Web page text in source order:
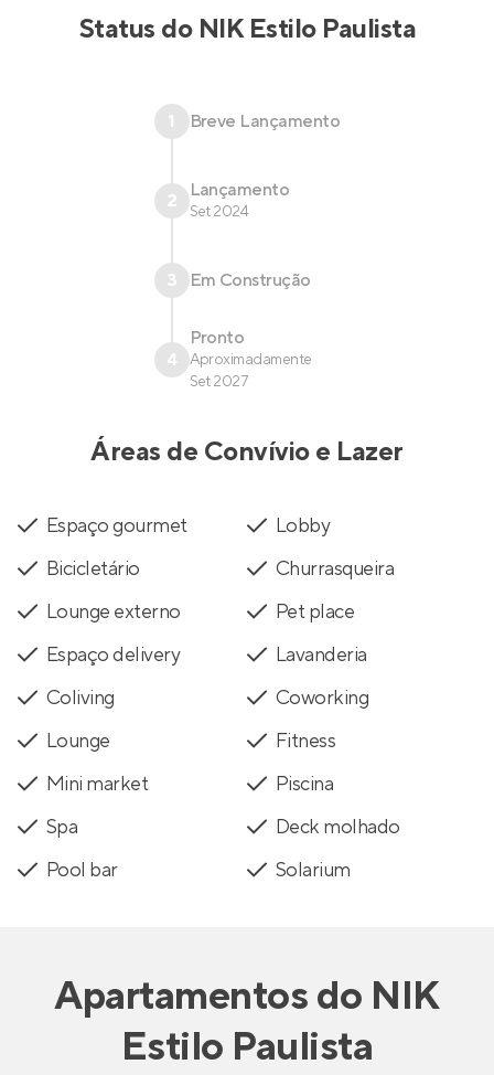
Status do NIK Estilo Paulista
1 Breve Lançamento
2 Lançamento
Set 2024
3 Em Construção
4
Pronto
Aproximadamente
Set 2027
Áreas de Convívio e Lazer
Espaço gourmet
Lobby
Bicicletário
Churrasqueira
Lounge externo
Pet place
Espaço delivery
Lavanderia
Coliving
Coworking
Lounge
Fitness
Mini market
Piscina
Spa
Deck molhado
Pool bar
Solarium
Apartamentosdo NIK
Estilo Paulista